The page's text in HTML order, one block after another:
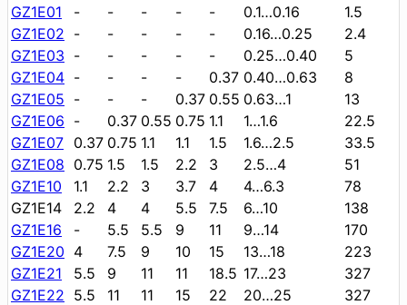
GZ1E01
- - - - - 0.1…0.16
1.5
GZ1E02 - - - - - 0.16…0.25
2.4
GZ1E03 - - - - - 0.25…0.40
5
GZ1E04 - - - - 0.37 0.40…0.63
8
GZ1E05 - - - 0.37 0.55 0.63…1
13
GZ1E06 - 0.37 0.55 0.75 1.1 1…1.6
22.5
GZ1E07 0.37 0.75 1.1 1.1 1.5 1.6…2.5
33.5
GZ1E08 0.75 1.5 1.5 2.2 3 2.5…4
51
GZ1E10
1.1 2.2 3 3.7 4 4…6.3
78
GZ1E14
2.2 4 4 5.5 7.5 6…10
138
GZ1E16
- 5.5 5.5 9 11 9…14
170
GZ1E20 4 7.5 9 10 15 13…18
223
GZ1E21
5.5 9 11 11 18.5 17…23
327
GZ1E22 5.5 11 11 15 22 20…25
327